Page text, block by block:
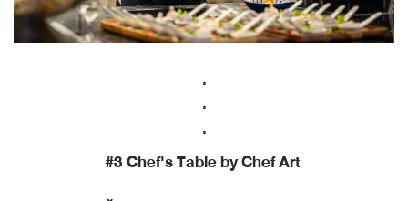
.
.
.
#3 Chef's Table by Chef Art